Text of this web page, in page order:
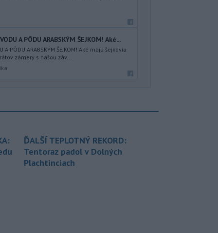
A PÔDU ARABSKÝM ŠEJKOM! Aké...
A PÔDU ARABSKÝM ŠEJKOM! Aké majú šejkovia
zámery s našou záv...
ĎALŠÍ TEPLOTNÝ REKORD:
Tentoraz padol v Dolných
Plachtinciach